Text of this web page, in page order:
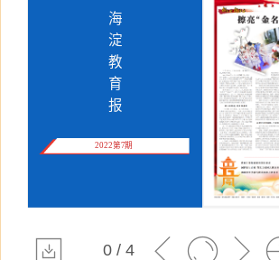
海
淀
教
育
报
2022第7期
0 / 4